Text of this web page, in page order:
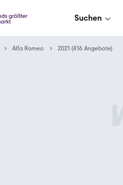
Suchen
Alfa Romeo 2021 (416 Angebote)